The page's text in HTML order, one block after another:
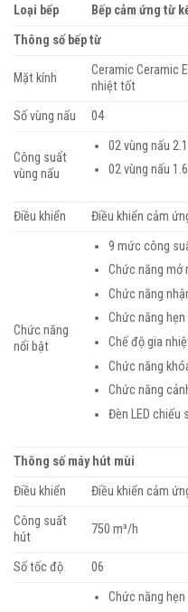
Loại bếp
Bếp cảm ứng từ
Thông số bếp từ
Mặt kính
Ceramic Ceramic
nhiệt tốt
Số vùng nấu
04
Công suất
vùng nấu
02 vùng nấu
02 vùng nấu
Điều khiển Điều khiển cảm
Chức năng
nổi bật
9 mức công
Chức năng mở
Chức năng
Chức năng
Chế độ gia
Chức năng
Chức năng
Đèn LED chiếu
Thông số máy hút mùi
Điều khiển
Điều khiển cảm
Công suất
hút
750 m³/h
Số tốc độ
06
Chức năng hẹn